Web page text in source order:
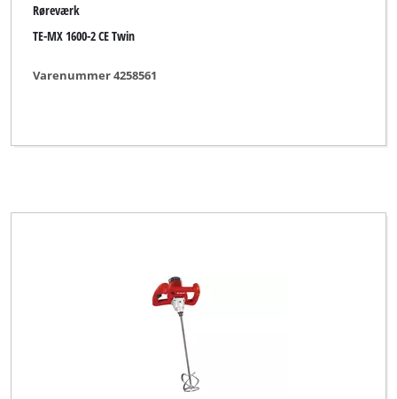
Røreværk
TE-MX 1600-2 CE Twin
Varenummer 4258561